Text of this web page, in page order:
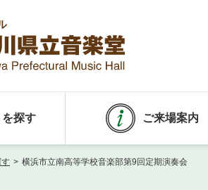
探す ご来場案内
す > 横浜市立南高等学校音楽部第9回定期演奏会